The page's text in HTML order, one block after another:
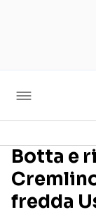
Botta e
fredda